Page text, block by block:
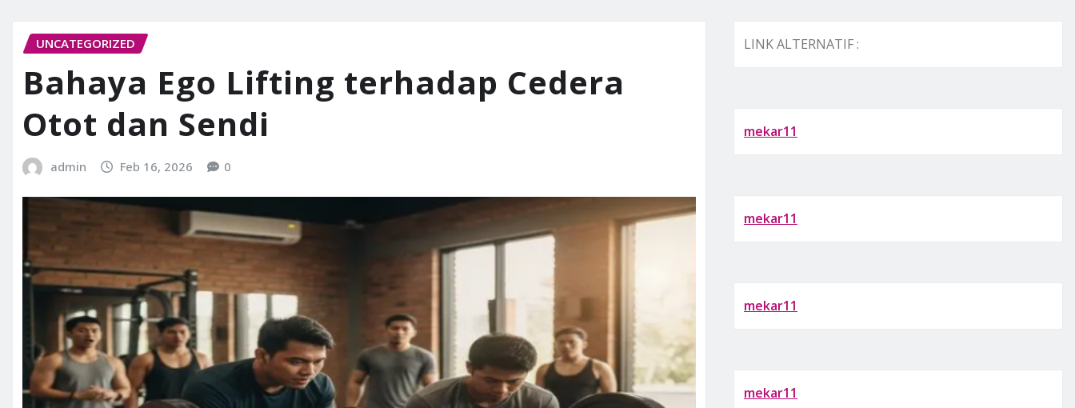
UNCATEGORIZED
Bahaya Ego Lifting terhadap Cedera
Otot dan Sendi
admin Feb 16, 2026 0
LINK ALTERNATIF :
mekar11
mekar11
mekar11
mekar11